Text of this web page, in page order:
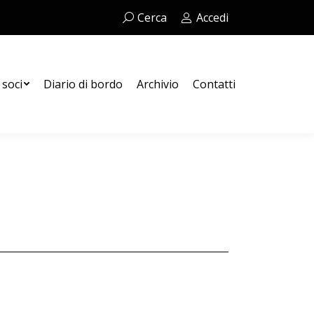
Cerca:Cerca Accedi
Diario di bordo Archivio Contatti
Contatti